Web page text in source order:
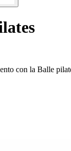
con la Balle